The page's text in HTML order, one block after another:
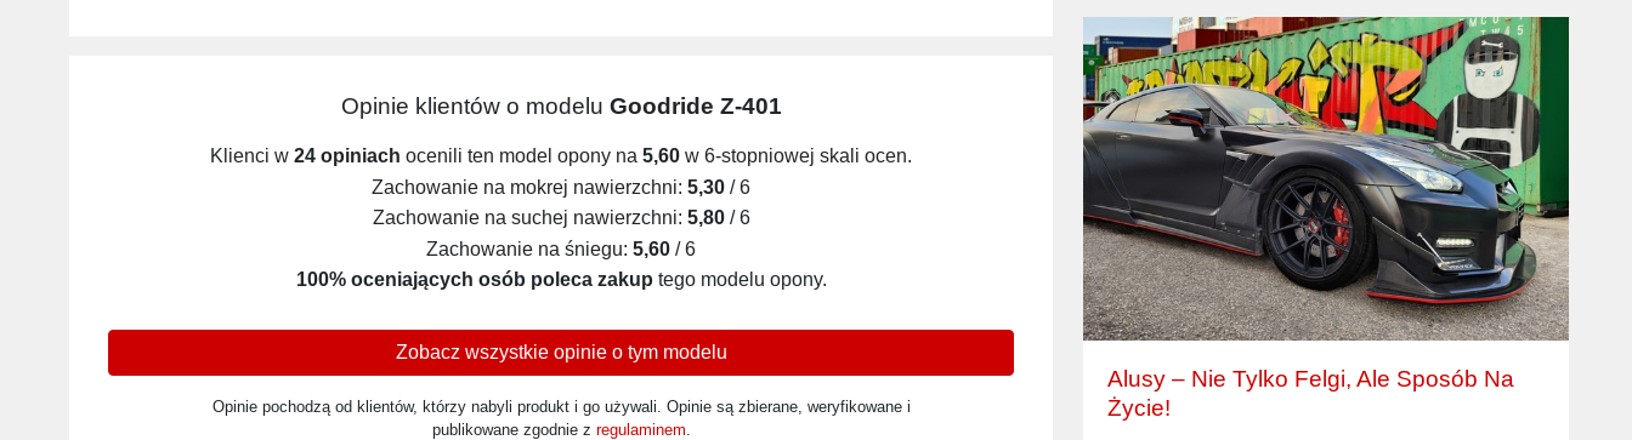
Opinie klientów o modelu Goodride Z-401
Klienci w 24 opiniach ocenili ten model opony na 5,60 w 6-stopniowej skali ocen.
Zachowanie na mokrej nawierzchni: 5,30 / 6
Zachowanie na suchej nawierzchni: 5,80/ 6
Zachowanie na śniegu: 5,60 / 6
100% oceniających osób poleca zakup tego modelu opony.
Zobacz wszystkie opinie o tym modelu
Opinie pochodzą od klientów, którzy nabyli produkt i go używali. Opinie są zbierane, weryfikowane i
publikowane zgodnie z regulaminem
Alusy – Nie Tylko Felgi, Ale Sposób Na
Życie!